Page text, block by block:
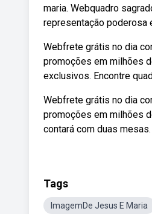
maria. Webquadro
representação poderosa
Webfrete grátis no dia
promoções em milhões
exclusivos. Encontre
Webfrete grátis no dia
promoções em milhões
contará com duas
Tags
ImagemDe Jesus E Maria